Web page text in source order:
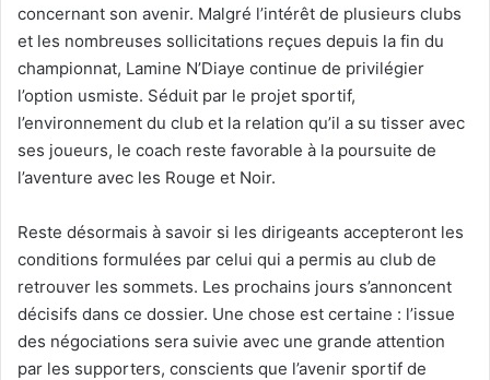
concernant son avenir. Malgré l’intérêt de plusieurs clubs
et les nombreuses sollicitations reçues depuis la fin du
championnat, Lamine N’Diaye continue de privilégier
l’option usmiste. Séduit par le projet sportif,
l’environnement du club et la relation qu’il a su tisser avec
ses joueurs, le coach reste favorable à la poursuite de
l’aventure avec les Rouge et Noir.
Reste désormais à savoir si les dirigeants accepteront les
conditions formulées par celui qui a permis au club de
retrouver les sommets. Les prochains jours s’annoncent
décisifs dans ce dossier. Une chose est certaine : l’issue
des négociations sera suivie avec une grande attention
par les supporters, conscients que l’avenir sportif de